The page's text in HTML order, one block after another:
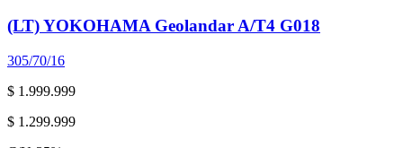
(LT) YOKOHAMA Geolandar A/T4 G018
305/70/16
$ 1.999.999
$ 1.299.999